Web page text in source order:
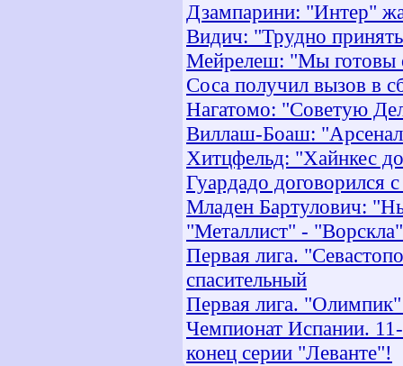
Дзампарини: "Интер"
Видич: "Трудно
Мейрелеш: "Мы готовы
Соса получил вызов в
Нагатомо: "Советую
Виллаш-Боаш: "Арсенал"
Хитцфельд: "Хайнкес
Гуардадо договорился
Младен Бартулович:
"Металлист" -
Первая лига.
спасительный
Первая лига.
Чемпионат Испании.
конец серии "Леванте"!